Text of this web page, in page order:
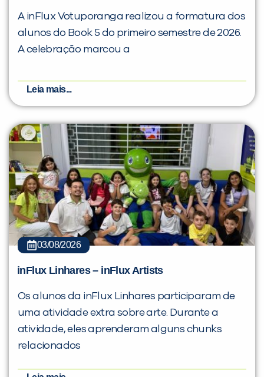
A inFlux Votuporanga realizou a formatura dos
alunos do Book 5 do primeiro semestre de 2026.
A celebração marcou a
Leia mais...
03/08/2026
inFlux Linhares – inFlux Artists
Os alunos da inFlux Linhares participaram de
uma atividade extra sobre arte. Durante a
atividade, eles aprenderam alguns chunks
relacionados